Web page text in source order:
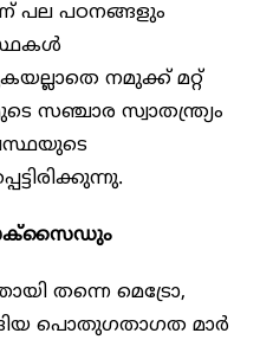
പല പഠനങ്ങളും
നമുക്ക് മറ്റ്
സഞ്ചാര സ്വാതന്ത്ര്യം
തന്നെ മെട്രോ,
പൊതുഗതാ​ഗത മാർ​